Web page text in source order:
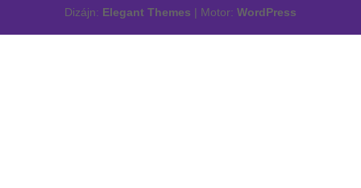
Dizájn: Elegant Themes | Motor: WordPress